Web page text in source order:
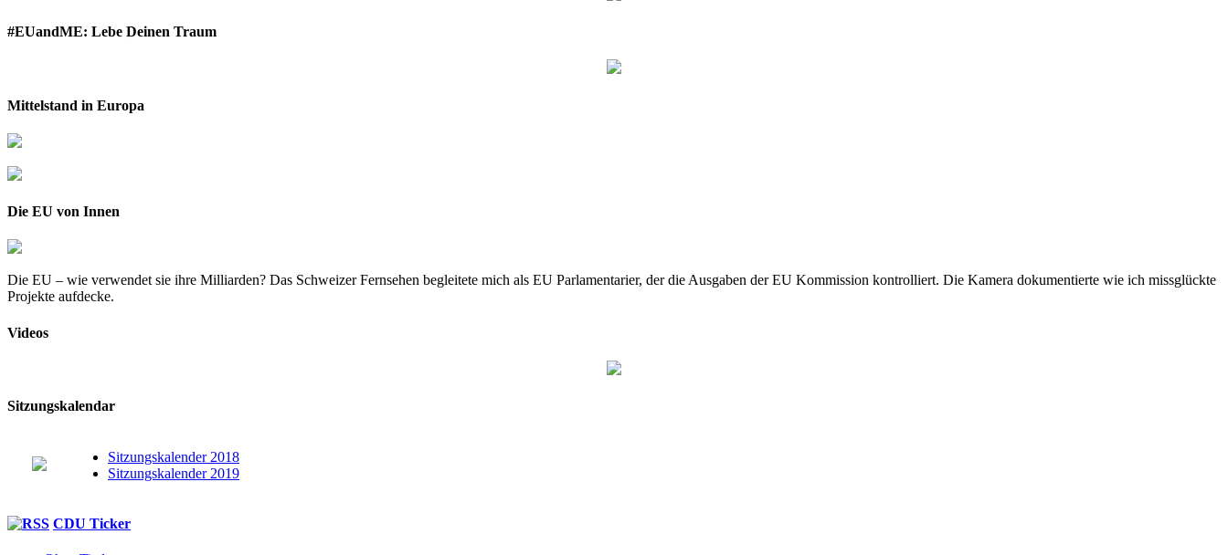
#EUandME: Lebe Deinen Traum
Mittelstand in Europa
Die EU von Innen
Die EU – wie verwendet sie ihre Milliarden? Das Schweizer Fernsehen begleitete mich als EU Parlamentarier, der die Ausgaben der EU Kommission kontrolliert. Die Kamera dokumentierte wie ich missglückte
Projekte aufdecke.
Videos
Sitzungskalendar
Sitzungskalender 2018
Sitzungskalender 2019
CDU Ticker